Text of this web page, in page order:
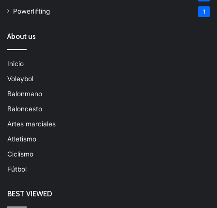
Powerlifting 1
About us
Inicio
Voleybol
Balonmano
Baloncesto
Artes marciales
Atletismo
Ciclismo
Fútbol
BEST VIEWED